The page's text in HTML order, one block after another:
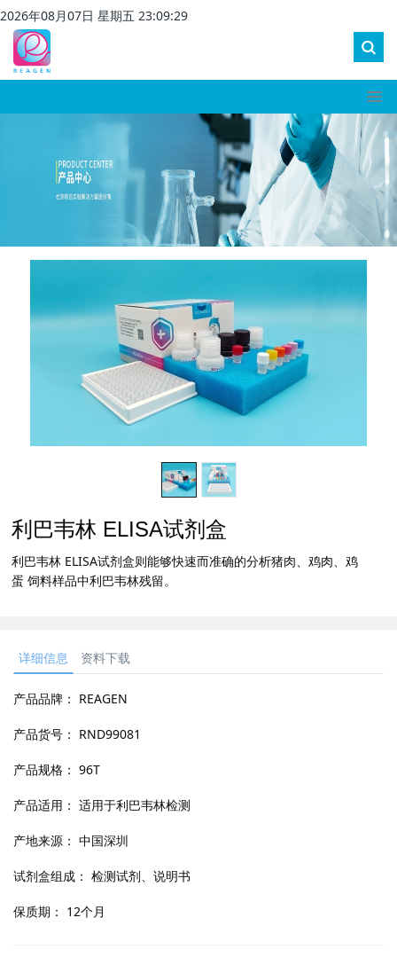
2026年08月07日 星期五 23:09:30
利巴韦林 ELISA试剂盒
利巴韦林 ELISA试剂盒则能够快速而准确的分析猪肉、鸡肉、鸡
蛋 饲料样品中利巴韦林残留。
详细信息 资料下载
产品品牌： REAGEN
产品货号： RND99081
产品规格： 96T
产品适用： 适用于利巴韦林检测
产地来源： 中国深圳
试剂盒组成： 检测试剂、说明书
保质期： 12个月